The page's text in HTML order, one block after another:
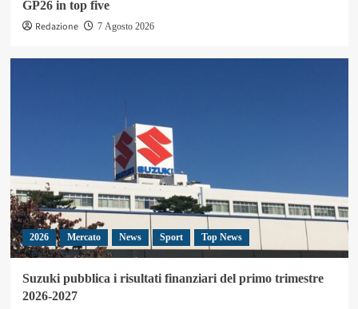
GP26 in top five
Redazione
7 Agosto 2026
2026 Mercato News Sport Top News
Suzuki pubblica i risultati finanziari del primo trimestre
2026-2027